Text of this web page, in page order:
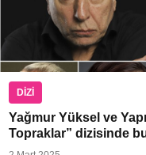
DIZI
Yağmur Yüksel ve
Topraklar” dizisinde